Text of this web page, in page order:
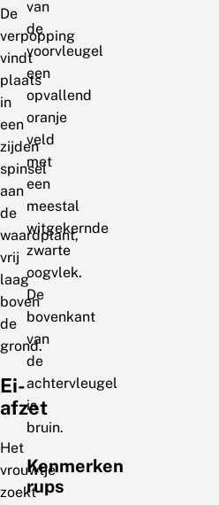
De
verpopping
vindt
plaats
in
een
zijden
spinsel
aan
de
waardplant,
vrij
laag
boven
de
grond.
Ei-
afzet
Het
vrouwtje
zoekt
van
de
voorvleugel
een
opvallend
oranje
veld
met
een
meestal
witgekernde
zwarte
oogvlek.
De
bovenkant
van
de
achtervleugel
is
bruin.
Kenmerken
rups